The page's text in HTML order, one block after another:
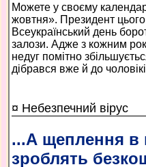
Можете у своєму
жовтня». Президент
Всеукраїнський день
залози. Адже з кожним
недуг помітно
дібрався вже й до
¤ Небезпечний вірус
...А щеплення в
зроблять